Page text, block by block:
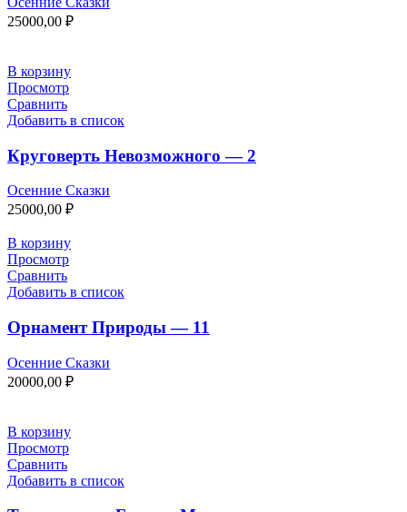
25000,00 ₽
В корзину
Просмотр
Сравнить
Добавить в список
Круговерть Невозможного — 2
Осенние Сказки
25000,00 ₽
В корзину
Просмотр
Сравнить
Добавить в список
Орнамент Природы — 11
Осенние Сказки
20000,00 ₽
В корзину
Просмотр
Сравнить
Добавить в список